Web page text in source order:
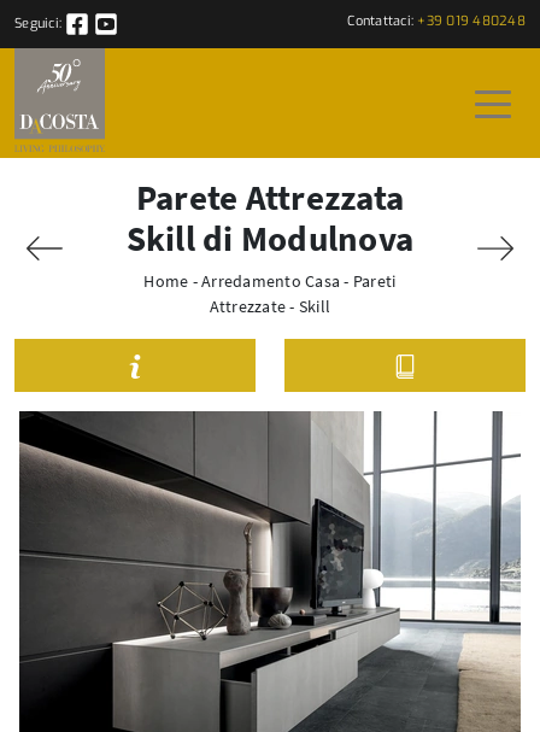
Seguici: Contattaci: +39 019 480248
Parete Attrezzata
Skill di Modulnova
Home -Arredamento Casa - Pareti
Attrezzate- Skill